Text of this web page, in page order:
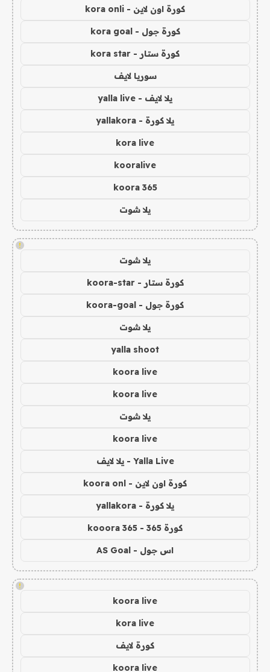
كورة اون لاين - kora onli
كورة جول - kora goal
كورة ستار - kora star
سوريا لايف
يلا لايف - yalla live
يلا كورة - yallakora
kora live
kooralive
koora 365
يلا شوت
!
يلا شوت
كورة ستار - koora-star
كورة جول - koora-goal
يلا شوت
yalla shoot
koora live
koora live
يلا شوت
koora live
Yalla Live - يلا لايف
كورة اون لاين - koora onl
يلا كورة - yallakora
كورة 365 - kooora 365
اس جول - AS Goal
!
koora live
kora live
كورة لايف
koora live